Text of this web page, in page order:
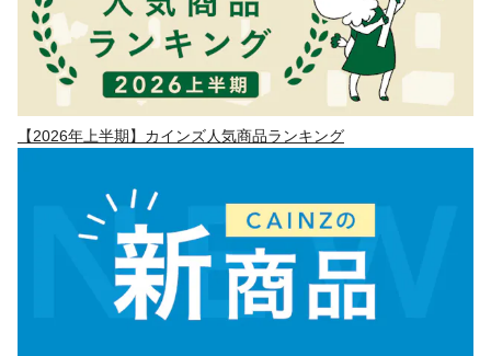
【2026年上半期】カインズ人気商品ランキング